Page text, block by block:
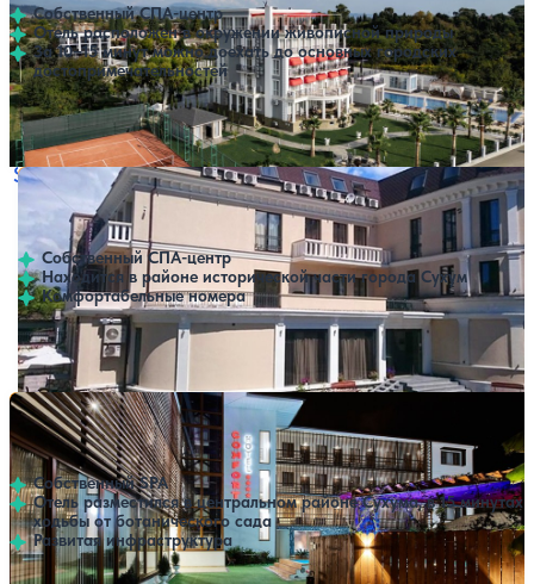
Собственный СПА-центр
Отель расположен в окружении живописной природы
За 10–15 минут можно доехать до основных городских
достопримечательностей
Открытый бассейн SPA Расстояние до пляжа: 30 метров.
SPA-отель Каракас
4.7 101 отзыв
Сухум
Собственный СПА-центр
Находится в районе исторической части города Сухум
Комфортабельные номера
Крытый бассейн
Нет цен или свободных мест на выбранные даты
Выбрать другой вариант
Отель Комфорт (Comfort)
4.586 отзывов
Сухум
Собственный SPA
Отель разместился в центральном районе Сухума, в 15 минутах
ходьбы от ботанического сада
Развитая инфраструктура
Нет цен или свободных мест на выбранные даты
Выбрать другой вариант